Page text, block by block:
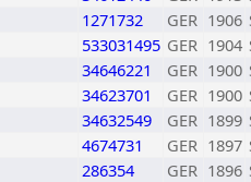
1271732 GER 1906
533031495 GER 1904
34646221 GER 1900
34623701 GER 1900
34632549 GER 1899
4674731 GER 1897
286354 GER 1896